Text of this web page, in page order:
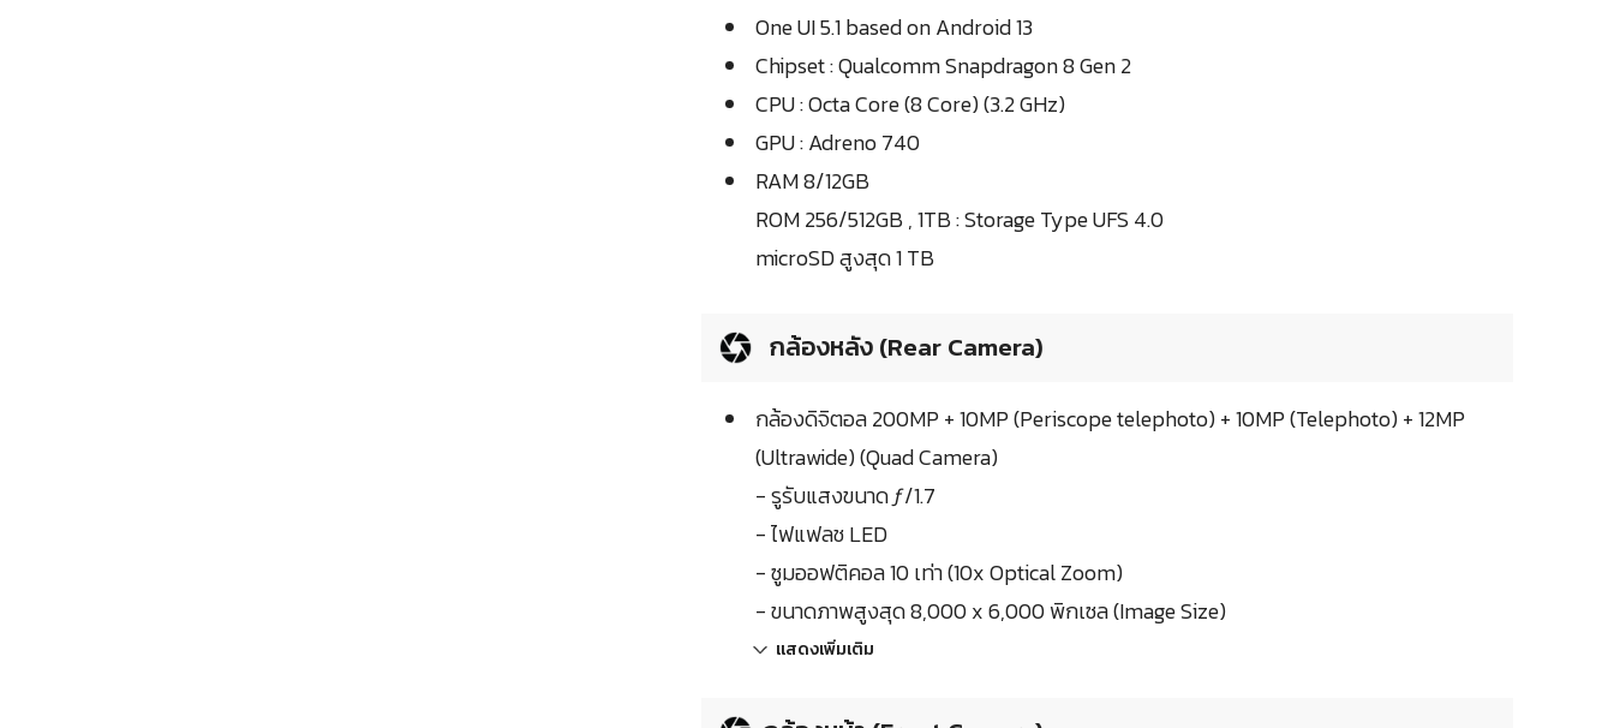
One UI 5.1 based on Android 13
Chipset : Qualcomm Snapdragon 8 Gen 2
CPU : Octa Core (8 Core) (3.2 GHz)
GPU : Adreno 740
RAM 8/12GB
ROM 256/512GB , 1TB : Storage Type UFS 4.0
microSD สูงสุด 1 TB
กล้องหลัง (Rear Camera)
กล้องดิจิตอล 200MP + 10MP (Periscope telephoto) + 10MP (Telephoto) + 12MP
(Ultrawide) (Quad Camera)
- รูรับแสงขนาด ƒ/1.7
- ไฟแฟลช LED
- ซูมออฟติคอล 10 เท่า (10x Optical Zoom)
- ขนาดภาพสูงสุด 8,000 x 6,000 พิกเซล (Image Size)
แสดงเพิ่มเติม